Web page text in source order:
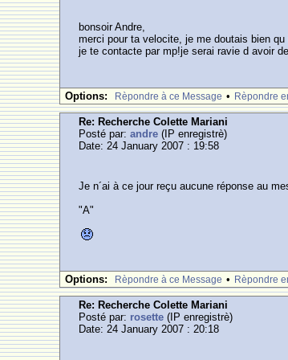
bonsoir Andre,
merci pour ta velocite, je me doutais bien
je te contacte par mp!je serai ravie d avoir
Options: Rèpondre à ce Message • Rèpondre
Re: Recherche Colette Mariani
Posté par:andre (IP enregistrè)
Date: 24 January 2007 : 19:58
Je n´ai à ce jour reçu aucune réponse au
"A"
Options: Rèpondre à ce Message • Rèpondre
Re: Recherche Colette Mariani
Posté par: rosette (IP enregistrè)
Date: 24 January 2007 : 20:18